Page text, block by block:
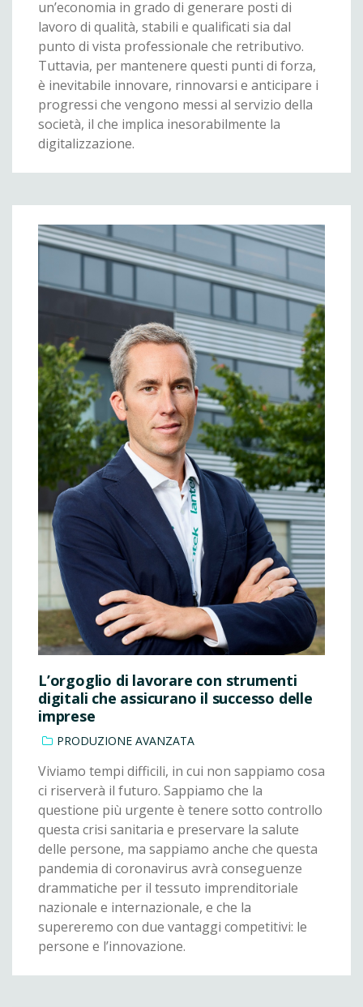
un’economia in grado di generare posti di
lavoro di qualità, stabili e qualificati sia dal
punto di vista professionale che retributivo.
Tuttavia, per mantenere questi punti di forza,
è inevitabile innovare, rinnovarsi e anticipare i
progressi che vengono messi al servizio della
società, il che implica inesorabilmente la
digitalizzazione.
L’orgoglio di lavorare con strumenti
digitali che assicurano il successo delle
imprese
PRODUZIONE AVANZATA
Viviamo tempi difficili, in cui non sappiamo cosa
ci riserverà il futuro. Sappiamo che la
questione più urgente è tenere sotto controllo
questa crisi sanitaria e preservare la salute
delle persone, ma sappiamo anche che questa
pandemia di coronavirus avrà conseguenze
drammatiche per il tessuto imprenditoriale
nazionale e internazionale, e che la
supereremo con due vantaggi competitivi: le
persone e l’innovazione.